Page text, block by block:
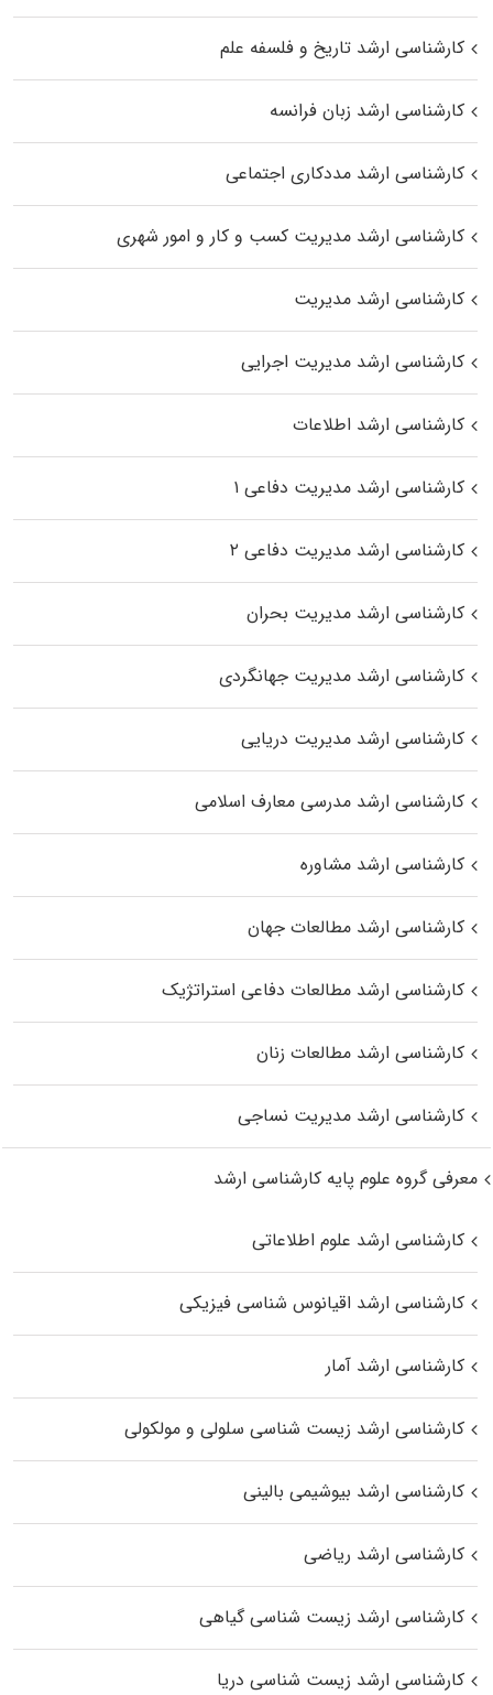
کارشناسی ارشد تاریخ و فلسفه علم
کارشناسی ارشد زبان فرانسه
کارشناسی ارشد مددکاری اجتماعی
کارشناسی ارشد مدیریت کسب و کار و امور شهری
کارشناسی ارشد مدیریت
کارشناسی ارشد مدیریت اجرایی
کارشناسی ارشد اطلاعات
کارشناسی ارشد مدیریت دفاعی ۱
کارشناسی ارشد مدیریت دفاعی ۲
کارشناسی ارشد مدیریت بحران
کارشناسی ارشد مدیریت جهانگردی
کارشناسی ارشد مدیریت دریایی
کارشناسی ارشد مدرسی معارف اسلامی
کارشناسی ارشد مشاوره
کارشناسی ارشد مطالعات جهان
کارشناسی ارشد مطالعات دفاعی استراتژیک
کارشناسی ارشد مطالعات زنان
کارشناسی ارشد مدیریت نساجی
معرفی گروه علوم پایه کارشناسی ارشد
کارشناسی ارشد علوم اطلاعاتی
کارشناسی ارشد اقیانوس‌ شناسی فیزیکی
کارشناسی ارشد آمار
کارشناسی ارشد زیست شناسی سلولی و مولکولی
کارشناسی ارشد بیوشیمی بالینی
کارشناسی ارشد ریاضی
کارشناسی ارشد زیست‌ شناسی گیاهی
کارشناسی ارشد زیست‌ شناسی دریا